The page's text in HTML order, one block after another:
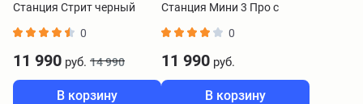
Станция Стрит черный
0
11 990 руб. 14 990
В корзину
Станция Мини 3 Про с
00059GRY
0
11 990 руб.
В корзину